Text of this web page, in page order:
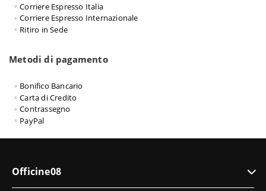
Corriere Espresso Italia
Corriere Espresso Internazionale
Ritiro in Sede
Metodi di pagamento
Bonifico Bancario
Carta di Credito
Contrassegno
PayPal
Officine08